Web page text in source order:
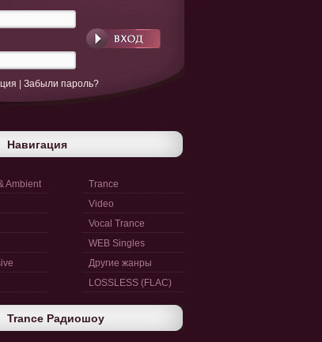
Забыли пароль?
Навигация
Ambient
Trance
Video
Vocal Trance
WEB Singles
Другие жанры
LOSSLESS (FLAC)
Trance Радиошоу